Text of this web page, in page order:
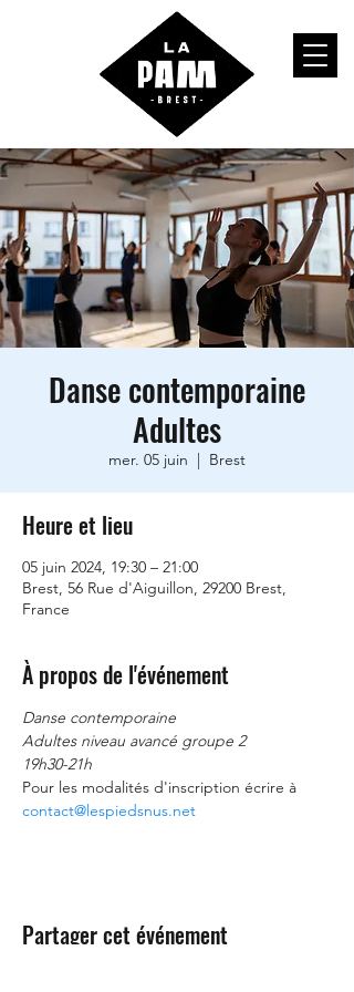
Danse contemporaine
Adultes
mer. 05 juin
  |
Brest
Heure et lieu
05 juin 2024, 19:30 – 21:00
Brest, 56 Rue d'Aiguillon, 29200 Brest,
France
À propos de l'événement
Danse contemporaine
Adultes niveau avancé groupe 2
19h30-21h
Pour les modalités d'inscription écrire à
contact@lespiedsnus.net
Partager cet événement